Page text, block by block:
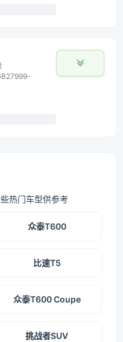
热门车型供参考
众泰T600
比速T5
众泰T600 Coupe
挑战者SUV